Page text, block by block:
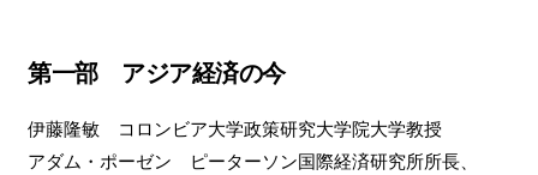
第一部 アジア経済の今
伊藤隆敏 コロンビア大学政策研究大学院大学教授
アダム・ポーゼン ピーターソン国際経済研究所所長、